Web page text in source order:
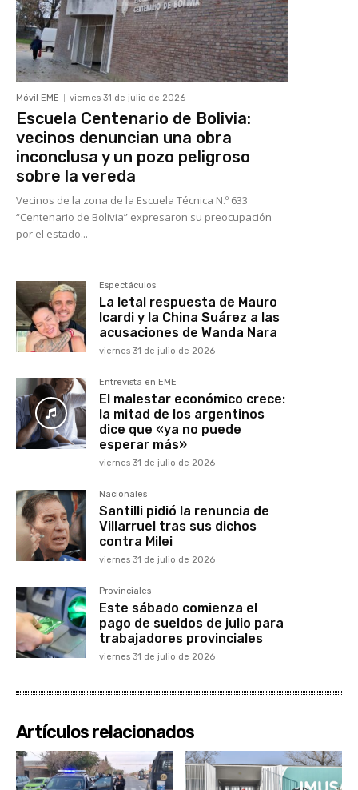
Móvil EME viernes 31 de julio de 2026
Escuela Centenario de Bolivia:
vecinos denuncian una obra
inconclusa y un pozo peligroso
sobre la vereda
Vecinos de la zona de la Escuela Técnica N.º 633
“Centenario de Bolivia” expresaron su preocupación
por el estado...
Espectáculos
La letal respuesta de Mauro
Icardi y la China Suárez a las
acusaciones de Wanda Nara
viernes 31 de julio de 2026
Entrevista en EME
El malestar económico crece:
la mitad de los argentinos
dice que «ya no puede
esperar más»
viernes 31 de julio de 2026
Nacionales
Santilli pidió la renuncia de
Villarruel tras sus dichos
contra Milei
viernes 31 de julio de 2026
Provinciales
Este sábado comienza el
pago de sueldos de julio para
trabajadores provinciales
viernes 31 de julio de 2026
Artículos relacionados